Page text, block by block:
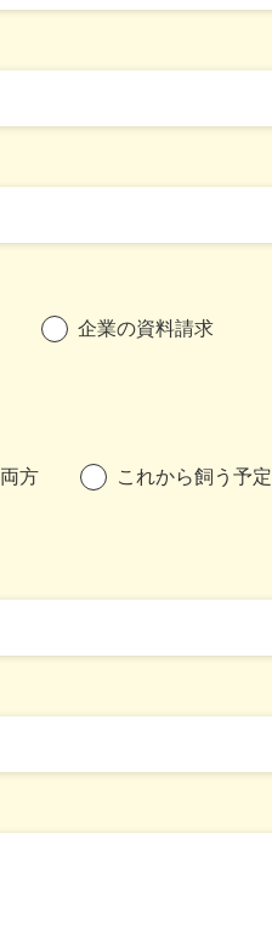
企業の資料請求
両方 これから飼う予定